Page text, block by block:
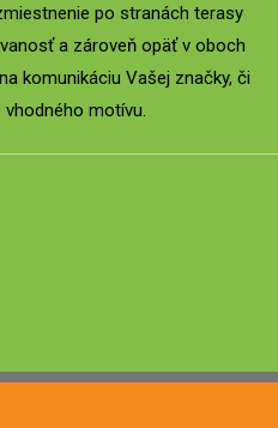
po stranách terasy
a zároveň opäť v oboch
komunikáciu Vašej značky, či
vhodného motívu.